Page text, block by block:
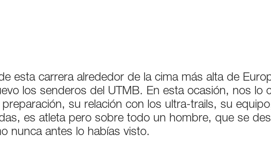
esta carrera alrededor de la cima más alta de
los senderos del UTMB. En esta ocasión, nos lo
su relación con los ultra-trails, su
es atleta pero sobre todo un hombre, que se
nunca antes lo habías visto.